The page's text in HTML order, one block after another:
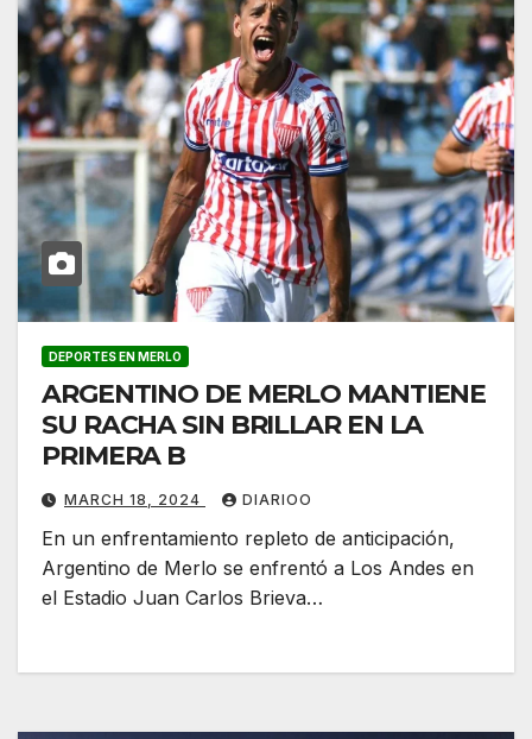
DEPORTES EN MERLO
ARGENTINO DE MERLO MANTIENE
SU RACHA SIN BRILLAR EN LA
PRIMERA B
MARCH 18, 2024 DIARIOO
En un enfrentamiento repleto de anticipación,
Argentino de Merlo se enfrentó a Los Andes en
el Estadio Juan Carlos Brieva…